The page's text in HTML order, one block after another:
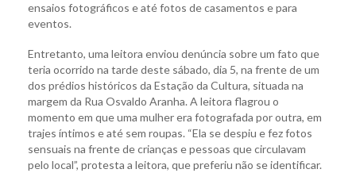
ensaios fotográficos e até fotos de casamentos e para
eventos.
Entretanto, uma leitora enviou denúncia sobre um fato que
teria ocorrido na tarde deste sábado, dia 5, na frente de um
dos prédios históricos da Estação da Cultura, situada na
margem da Rua Osvaldo Aranha. A leitora flagrou o
momento em que uma mulher era fotografada por outra, em
trajes íntimos e até sem roupas. “Ela se despiu e fez fotos
sensuais na frente de crianças e pessoas que circulavam
pelo local”, protesta a leitora, que preferiu não se identificar.